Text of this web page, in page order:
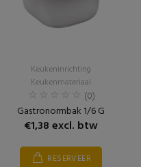
Keukeninrichting
Keukenmateriaal
(0)
Gastronormbak 1/6 G
€1,38 excl. btw
RESERVEER